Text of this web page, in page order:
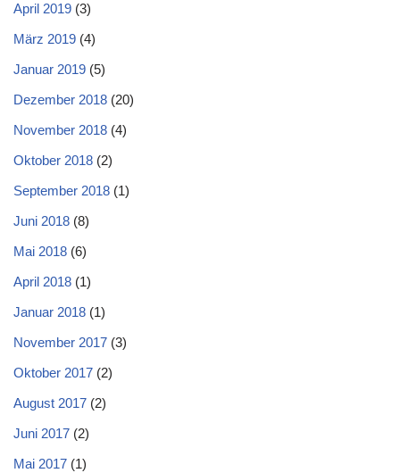
April 2019 (3)
März 2019 (4)
Januar 2019 (5)
Dezember 2018 (20)
November 2018 (4)
Oktober 2018 (2)
September 2018 (1)
Juni 2018 (8)
Mai 2018 (6)
April 2018 (1)
Januar 2018 (1)
November 2017 (3)
Oktober 2017 (2)
August 2017 (2)
Juni 2017 (2)
Mai 2017 (1)